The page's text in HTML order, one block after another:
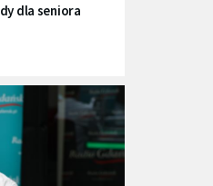
dla seniora